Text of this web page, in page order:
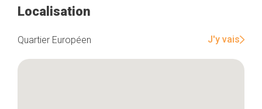
Localisation
Quartier Européen J'y vais